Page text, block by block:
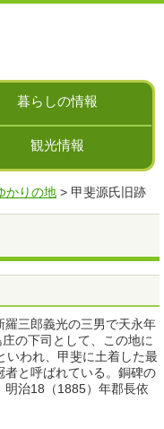
暮らしの情報
観光情報
かりの地 > 甲斐源氏旧跡
三郎義光の三男で天永年
の下司として、この地に
いわれ、甲斐に土着した最
と呼ばれている。銅碑の
明治18（1885）年郡長依